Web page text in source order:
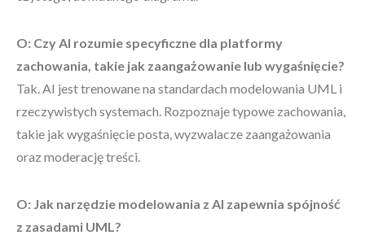
O: Czy AI rozumie specyficzne dla platformy
zachowania, takie jak zaangażowanie lub wygaśnięcie?
Tak. AI jest trenowane na standardach modelowania UML i
rzeczywistych systemach. Rozpoznaje typowe zachowania,
takie jak wygaśnięcie posta, wyzwalacze zaangażowania
oraz moderację treści.
O: Jak narzędzie modelowania z AI zapewnia spójność
z zasadami UML?